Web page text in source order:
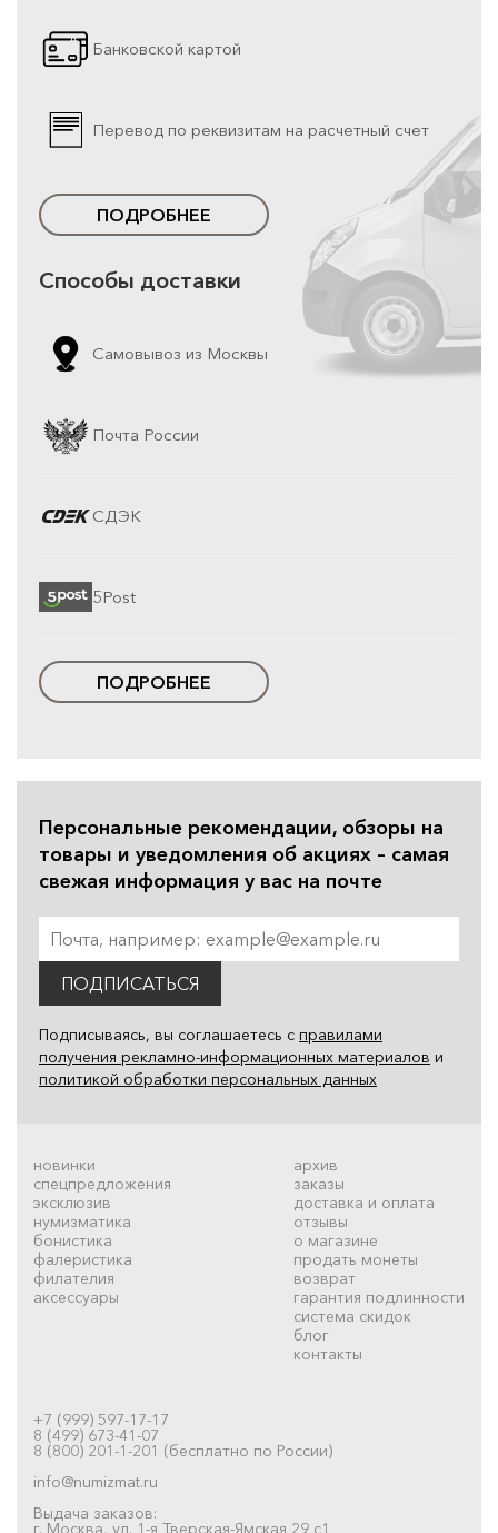
Банковской картой
Перевод по реквизитам на расчетный счет
ПОДРОБНЕЕ
Способы доставки
Самовывоз из Москвы
Почта России
СДЭК
5Post
ПОДРОБНЕЕ
Персональные рекомендации, обзоры на
товары и уведомления об акциях – самая
свежая информация у вас на почте
ПОДПИСАТЬСЯ
Подписываясь, вы соглашаетесь с правилами
получения рекламно-информационных материалов и
политикой обработки персональных данных
новинки
спецпредложения
эксклюзив
нумизматика
бонистика
фалеристика
филателия
аксессуары
архив
заказы
доставка и оплата
отзывы
о магазине
продать монеты
возврат
гарантия подлинности
система скидок
блог
контакты
+7 (999) 597-17-17
8 (499) 673-41-07
8 (800) 201-1-201 (бесплатно по России)
info@numizmat.ru
Выдача заказов:
г. Москва, ул. 1-я Тверская-Ямская 29 с1